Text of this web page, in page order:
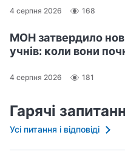
4 серпня 2026 168
МОН затвердило
учнів: коли вони
4 серпня 2026 181
Гарячі
Усі питання і відповіді